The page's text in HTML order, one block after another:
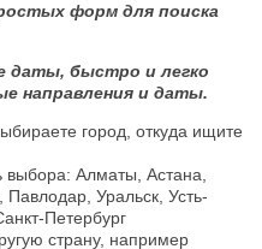
форм для поиска
даты, быстро и легко
направления и даты.
город, откуда ищите
выбора: Алматы, Астана,
Павлодар, Уральск, Усть-
Петербург
страну, например